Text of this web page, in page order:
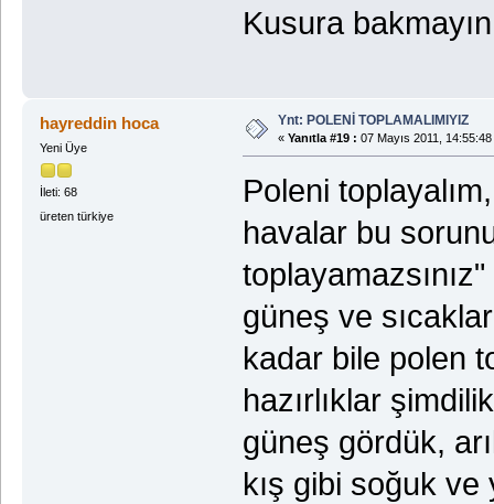
Kusura
hayreddin hoca
Yeni Üye
İleti: 68
üreten türkiye
Ynt: POLENİ TOPLAMALIMIYIZ
« Yanıtla #19 : 07 Mayıs 2011, 14:55:48
Poleni
havalar bu
güneş ve
kadar bile polen
hazırlıklar
güneş gördük,
kış gibi soğuk ve